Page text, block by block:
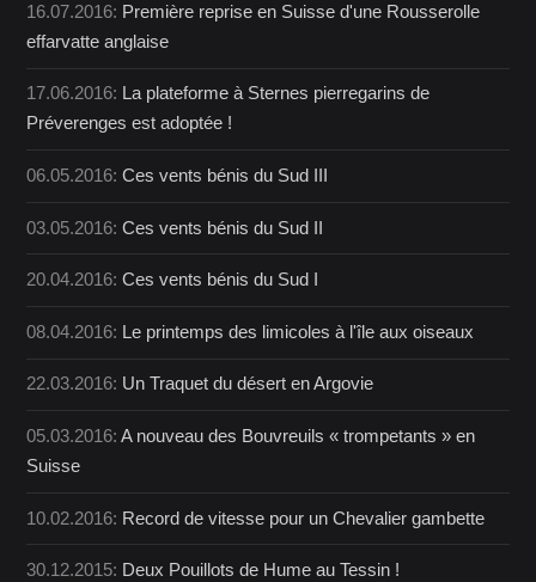
16.07.2016: Première reprise en Suisse d'une Rousserolle
effarvatte anglaise
17.06.2016: La plateforme à Sternes pierregarins de
Préverenges est adoptée !
06.05.2016:Ces vents bénis du Sud III
03.05.2016:Ces vents bénis du Sud II
20.04.2016:Ces vents bénis du Sud I
08.04.2016: Le printemps des limicoles à l'île aux oiseaux
22.03.2016: Un Traquet du désert en Argovie
05.03.2016:A nouveau des Bouvreuils « trompetants » en
Suisse
10.02.2016: Record de vitesse pour un Chevalier gambette
30.12.2015: Deux Pouillots de Hume au Tessin !